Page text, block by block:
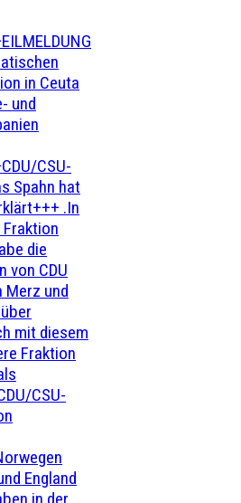
in Ceuta
und
CSU-
Spahn hat
.In
die
von CDU
Merz und
mit diesem
Fraktion
CSU-
England